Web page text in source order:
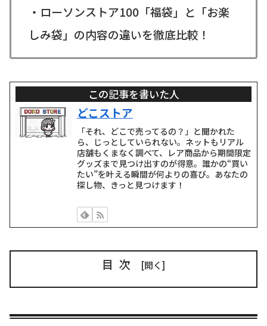
・ローソンストア100「福袋」と「お楽
しみ袋」の内容の違いを徹底比較！
この記事を書いた人
どこストア
「それ、どこで売ってるの？」と聞かれた
ら、じっとしていられない。ネットもリアル
店舗もくまなく調べて、レア商品から期間限定
グッズまで見つけ出すのが得意。誰かの“買い
たい”を叶える瞬間が何よりの喜び。あなたの
探し物、きっと見つけます！
目次